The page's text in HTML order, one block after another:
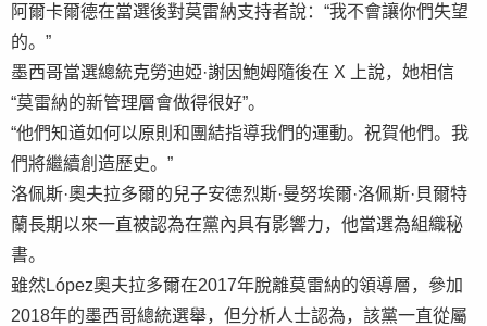
阿爾卡爾德在當選後對莫雷納支持者說：“我不會讓你們失望
的。”
墨西哥當選總統克勞迪婭·謝因鮑姆隨後在 X 上說，她相信
“莫雷納的新管理層會做得很好”。
“他們知道如何以原則和團結指導我們的運動。祝賀他們。我
們將繼續創造歷史。”
洛佩斯·奧夫拉多爾的兒子安德烈斯·曼努埃爾·洛佩斯·貝爾特
蘭長期以來一直被認為在黨內具有影響力，他當選為組織秘
書。
雖然López奧夫拉多爾在2017年脫離莫雷納的領導層，參加
2018年的墨西哥總統選舉，但分析人士認為，該黨一直從屬